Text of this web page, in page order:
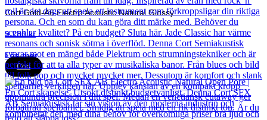
Cort Gold-A6 Electro Acoustic Natural Glossy
9 280kr
Läs mer
Cort